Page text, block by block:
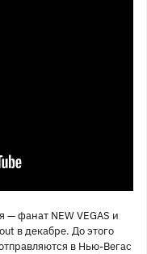
— фанат NEW VEGAS и
в декабре. До этого
в Нью-Вегас